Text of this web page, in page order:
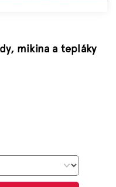
mikina a tepláky